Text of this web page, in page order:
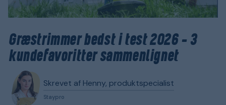
Græstrimmer bedst i test 2026 - 3
kundefavoritter sammenlignet
Skrevet af Henny, produktspecialist
Staypro